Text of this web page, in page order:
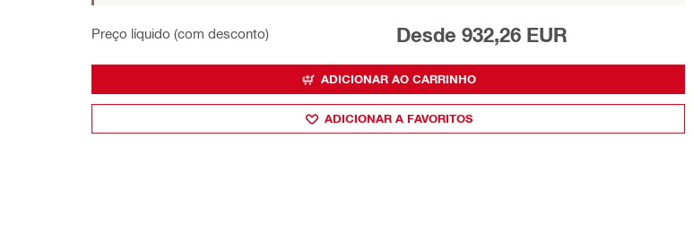
Preço líquido (com desconto) Desde 932,26 EUR
ADICIONAR AO CARRINHO
ADICIONAR A FAVORITOS